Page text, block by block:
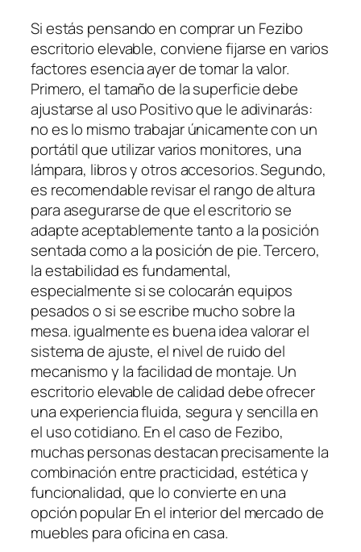
Si estás pensando en comprar un Fezibo
escritorio elevable, conviene fijarse en varios
factores esencia ayer de tomar la valor.
Primero, el tamaño de la superficie debe
ajustarse al uso Positivo que le adivinarás:
no es lo mismo trabajar únicamente con un
portátil que utilizar varios monitores, una
lámpara, libros y otros accesorios. Segundo,
es recomendable revisar el rango de altura
para asegurarse de que el escritorio se
adapte aceptablemente tanto a la posición
sentada como a la posición de pie. Tercero,
la estabilidad es fundamental,
especialmente si se colocarán equipos
pesados o si se escribe mucho sobre la
mesa. igualmente es buena idea valorar el
sistema de ajuste, el nivel de ruido del
mecanismo y la facilidad de montaje. Un
escritorio elevable de calidad debe ofrecer
una experiencia fluida, segura y sencilla en
el uso cotidiano. En el caso de Fezibo,
muchas personas destacan precisamente la
combinación entre practicidad, estética y
funcionalidad, que lo convierte en una
opción popular En el interior del mercado de
muebles para oficina en casa.